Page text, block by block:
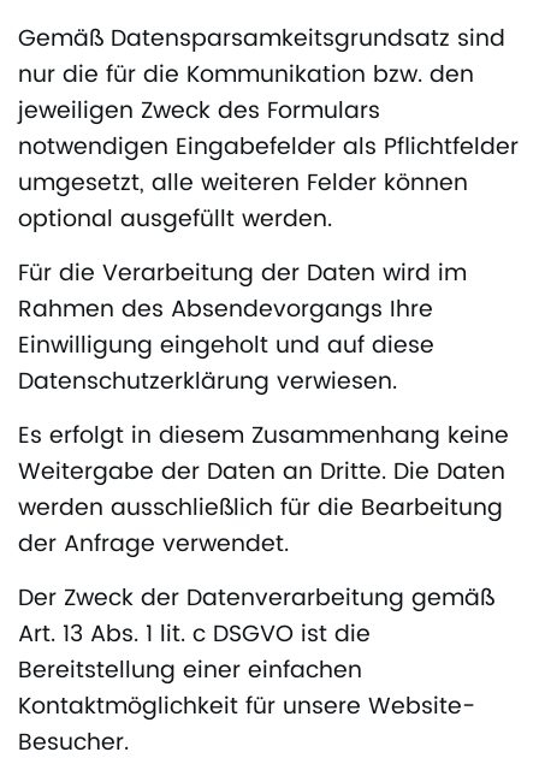
Gemäß Datensparsamkeitsgrundsatz sind
nur die für die Kommunikation bzw. den
jeweiligen Zweck des Formulars
notwendigen Eingabefelder als Pflichtfelder
umgesetzt, alle weiteren Felder können
optional ausgefüllt werden.
Für die Verarbeitung der Daten wird im
Rahmen des Absendevorgangs Ihre
Einwilligung eingeholt und auf diese
Datenschutzerklärung verwiesen.
Es erfolgt in diesem Zusammenhang keine
Weitergabe der Daten an Dritte. Die Daten
werden ausschließlich für die Bearbeitung
der Anfrage verwendet.
Der Zweck der Datenverarbeitung gemäß
Art. 13 Abs. 1 lit. c DSGVO ist die
Bereitstellung einer einfachen
Kontaktmöglichkeit für unsere Website-
Besucher.